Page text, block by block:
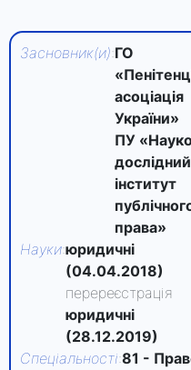
Засновник(и):ГО
асоціація
України»
ПУ
дослідний
інститут
права»
Науки:юридичні
(04.04.2018)
перереєстрація
юридичні
(28.12.2019)
Спеціальності:81 -